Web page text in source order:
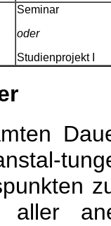
Seminar
oder
Studienprojekt I
aller